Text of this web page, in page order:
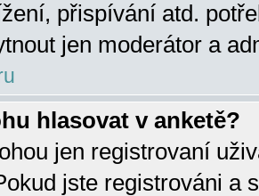
přispívání atd.
jen moderátor a
hlasovat v anketě?
jen registrovaní
jste registrováni a